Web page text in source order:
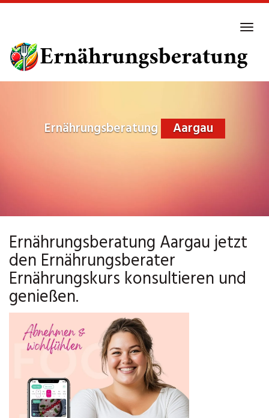
main
content
Ernährungsberatung Aargau
Ernährungsberatung Aargau jetzt
den Ernährungsberater
Ernährungskurs konsultieren und
genießen.